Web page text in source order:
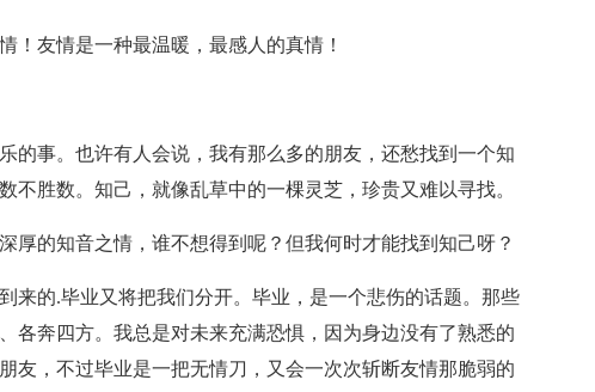
！友情是一种最温暖，最感人的真情！
的事。也许有人会说，我有那么多的朋友，还愁找到一个知
不胜数。知己，就像乱草中的一棵灵芝，珍贵又难以寻找。
厚的知音之情，谁不想得到呢？但我何时才能找到知己呀？
来的.毕业又将把我们分开。毕业，是一个悲伤的话题。那些
各奔四方。我总是对未来充满恐惧，因为身边没有了熟悉的
友，不过毕业是一把无情刀，又会一次次斩断友情那脆弱的